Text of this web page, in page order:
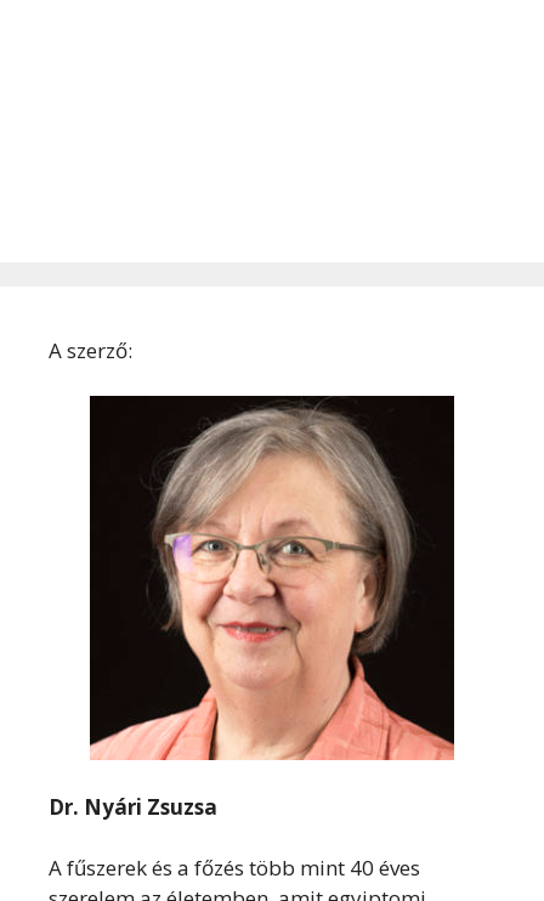
A szerző:
Dr. Nyári Zsuzsa
A fűszerek és a főzés több mint 40 éves